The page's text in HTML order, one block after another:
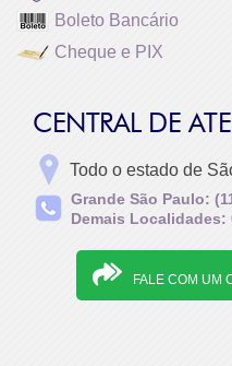
Boleto Bancário
Cheque e PIX
CENTRAL DE
Todo o estado de
Grande São Paulo:
Demais Localidades:
FALE COM UM